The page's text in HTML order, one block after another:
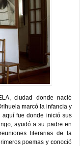
ciudad donde nació
marcó la infancia y
fue donde inició sus
ayudó a su padre en
literarias de la
poemas y conoció